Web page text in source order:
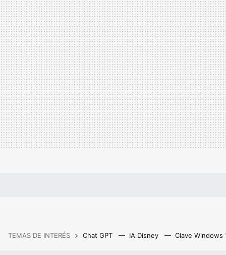
TEMAS DE INTERÉS Chat GPT IA Disney Clave Windows